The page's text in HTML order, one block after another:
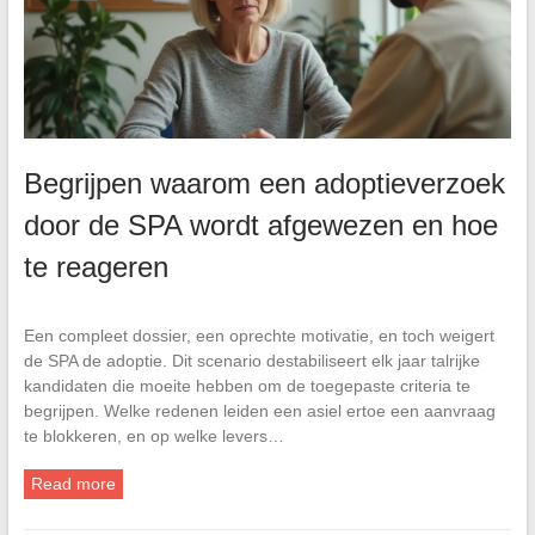
Begrijpen waarom een adoptieverzoek
door de SPA wordt afgewezen en hoe
te reageren
Een compleet dossier, een oprechte motivatie, en toch weigert
de SPA de adoptie. Dit scenario destabiliseert elk jaar talrijke
kandidaten die moeite hebben om de toegepaste criteria te
begrijpen. Welke redenen leiden een asiel ertoe een aanvraag
te blokkeren, en op welke levers…
Read more